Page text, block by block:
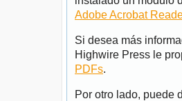
Adobe Acrobat
Si desea más
Highwire Press le
PDFs.
Por otro lado, puede